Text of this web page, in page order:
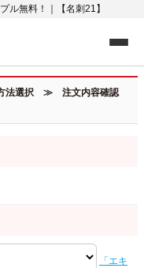
ル無料！｜【名刺21】
選択 ≫ 注文内容確認
「エキ